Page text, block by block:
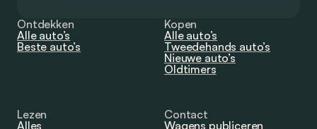
Ontdekken
Alle auto’s
Beste auto’s
Kopen
Alle auto’s
Tweedehands auto’s
Nieuwe auto’s
Oldtimers
Lezen
Alles
Contact
Wagens publiceren